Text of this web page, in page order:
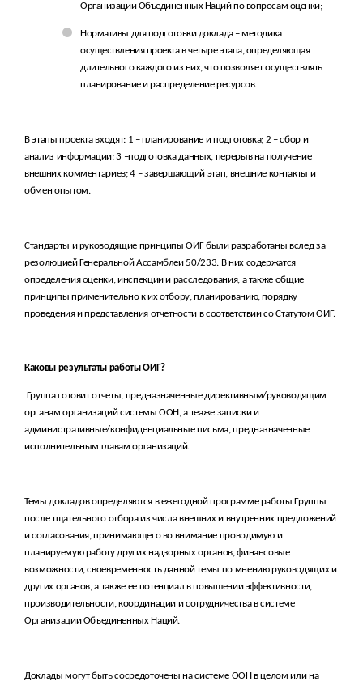
Организации Объединенных Наций по вопросам оценки;
Нормативы для подготовки доклада – методика
осуществления проекта в четыре этапа, определяющая
длительного каждого из них, что позволяет осуществлять
планирование и распределение ресурсов.
В этапы проекта входят: 1 – планирование и подготовка; 2 – сбор и
анализ информации; 3 –подготовка данных, перерыв на получение
внешних комментариев; 4 – завершающий этап, внешние контакты и
обмен опытом.
Стандарты и руководящие принципы ОИГ были разработаны вслед за
резолюцией Генеральной Ассамблеи 50/233. В них содержатся
определения оценки, инспекции и расследования, а также общие
принципы применительно к их отбору, планированию, порядку
проведения и представления отчетности в соответствии со Статутом ОИГ.
Каковы результаты работы ОИГ?
Группа готовит отчеты, предназначенные директивным/руководящим
органам организаций системы ООН, а теаже записки и
административные/конфиденциальные письма, предназначенные
исполнительным главам организаций.
Темы докладов определяются в ежегодной программе работы Группы
после тщательного отбора из числа внешних и внутренних предложений
и согласования, принимающего во внимание проводимую и
планируемую работу других надзорных органов, финансовые
возможности, своевременность данной темы по мнению руководящих и
других органов, а также ее потенциал в повышении эффективности,
производительности, координации и сотрудничества в системе
Организации Объединенных Наций.
Доклады могут быть сосредоточены на системе ООН в целом или на